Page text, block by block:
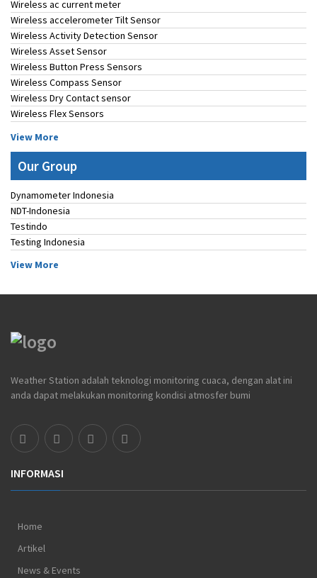
Wireless ac current meter
Wireless accelerometer Tilt Sensor
Wireless Activity Detection Sensor
Wireless Asset Sensor
Wireless Button Press Sensors
Wireless Compass Sensor
Wireless Dry Contact sensor
Wireless Flex Sensors
View More
Our Group
Dynamometer Indonesia
NDT-Indonesia
Testindo
Testing Indonesia
View More
Weather Station adalah teknologi monitoring cuaca, dengan alat ini
anda dapat melakukan monitoring kondisi atmosfer bumi
INFORMASI
Home
Artikel
News & Events